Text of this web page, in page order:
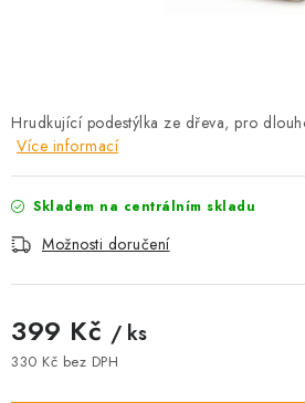
HODNOCENÍ OBCHODU
DOPRAVA PO OSTRAVĚ, HLUČÍNĚ
Kontakt Možnosti dopravy
Hrudkující podestýlka ze dřeva, pro
Více informací
Skladem na centrálním skladu
Možnosti doručení
399 Kč / ks
330 Kč bez DPH